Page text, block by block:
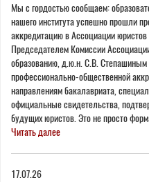
Мы с гордостью сообщаем:
нашего института успешно прошли
аккредитацию в Ассоциации
Председателем Комиссии
образованию, д.ю.н. С.В.
профессионально-общественной
направлениям бакалавриата,
официальные свидетельства,
будущих юристов. Это не просто
Читать далее
17.07.26